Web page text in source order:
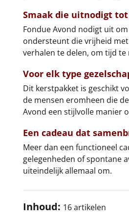
Smaak die uitnodigt
Fondue Avond nodigt uit
ondersteunt die vrijheid
verhalen te delen, om tijd te
Voor elk type
Dit kerstpakket is geschikt
de mensen eromheen die
Avond een stijlvolle manier
Een cadeau dat
Meer dan een functioneel
gelegenheden of spontane
uiteindelijk allemaal om.
Inhoud: 16 artikelen